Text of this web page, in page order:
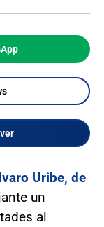
Uribe, de
un
al